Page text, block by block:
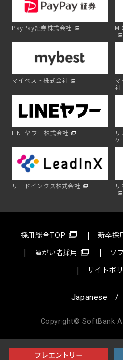
プレエントリー
PayPay証券株式会社
マイベスト株式会社
マ
社
LINEヤフー株式会社
ケ
リードインクス株式会社
採用総合TOP 新卒採
障がい者採用
ソ
サイトポ
Japanese
Copyright© SoftBank